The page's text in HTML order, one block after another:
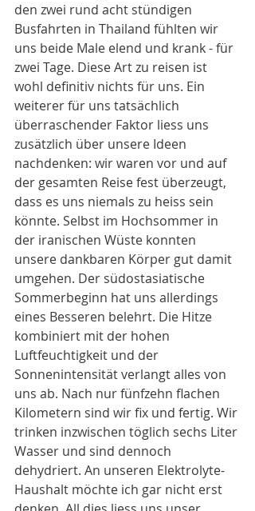
den zwei rund acht stündigen
Busfahrten in Thailand fühlten wir
uns beide Male elend und krank - für
zwei Tage. Diese Art zu reisen ist
wohl definitiv nichts für uns. Ein
weiterer für uns tatsächlich
überraschender Faktor liess uns
zusätzlich über unsere Ideen
nachdenken: wir waren vor und auf
der gesamten Reise fest überzeugt,
dass es uns niemals zu heiss sein
könnte. Selbst im Hochsommer in
der iranischen Wüste konnten
unsere dankbaren Körper gut damit
umgehen. Der südostasiatische
Sommerbeginn hat uns allerdings
eines Besseren belehrt. Die Hitze
kombiniert mit der hohen
Luftfeuchtigkeit und der
Sonnenintensität verlangt alles von
uns ab. Nach nur fünfzehn flachen
Kilometern sind wir fix und fertig. Wir
trinken inzwischen töglich sechs Liter
Wasser und sind dennoch
dehydriert. An unseren Elektrolyte-
Haushalt möchte ich gar nicht erst